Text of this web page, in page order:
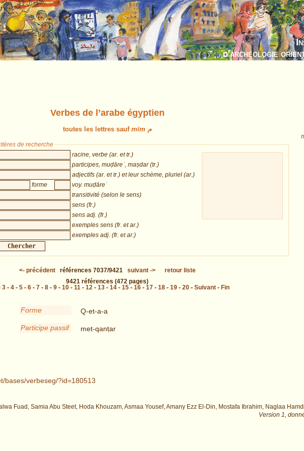
d’archéologie
Verbes de l’arabe égyptien
toutes les lettres sauf mīm م
de recherche
racine, verbe (ar. et tr.)
participes, muḍāreʿ, maṣdar (tr.)
adjectifs (ar. et tr.) et leur schème, pluriel (ar.)
forme
voy. muḍāreʿ
transitivité (selon le sens)
sens (fr.)
sens adj. (fr.)
exemples sens (fr. et ar.)
exemples adj. (fr. et ar.)
<- précédent références 7037/9421 suivant->
retour liste
9421 références (472 pages)
3 - 4 - 5 - 6 - 7 - 8 - 9 - 10 - 11 - 12 - 13 - 14 - 15 - 16 - 17 - 18 - 19 - 20 - Suivant - Fin
Forme Q-et-a-a
Participe passif met-qanṭar
bases/verbeseg/?id=180513
Fuad, Samia Abu Steet, Hoda Khouzam, Asmaa Yousef, Amany Ezz El-Din, Mostafa Ibrahim, Naglaa
Version 1,